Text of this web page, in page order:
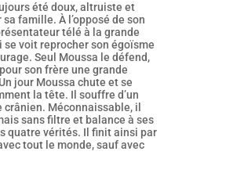
été doux, altruiste et
famille. À l’opposé de son
télé à la grande
voit reprocher son égoïsme
Seul Moussa le défend,
son frère une grande
jour Moussa chute et se
la tête. Il souffre d’un
Méconnaissable, il
sans filtre et balance à ses
quatre vérités. Il finit ainsi par
tout le monde, sauf avec